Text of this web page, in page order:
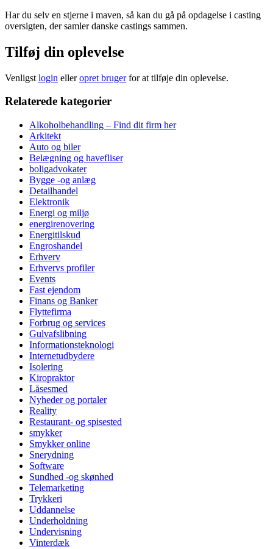
Har du selv en stjerne i maven, så kan du gå på opdagelse i casting
oversigten, der samler danske castings sammen.
Tilføj din oplevelse
Venligst login elleropret brugerfor at tilføje din oplevelse.
Relaterede kategorier
Alkoholbehandling – Find dit firm her
Arkitekt
Auto og biler
Belægning og havefliser
boligadvokater
Bygge -og anlæg
Detailhandel
Elektronik
Energi og miljø
energirenovering
Energitilskud
Engroshandel
Erhverv
Erhvervs profiler
Events
Fast ejendom
Finans og Banker
Flyttefirma
Forbrug og services
Gulvafslibning
Informationsteknologi
Internetudbydere
Isolering
Kiropraktor
Låsesmed
Nyheder og portaler
Reality
Restaurant- og spisested
smykker
Smykker online
Snerydning
Software
Sundhed -og skønhed
Telemarketing
Trykkeri
Uddannelse
Underholdning
Undervisning
Vinterdæk